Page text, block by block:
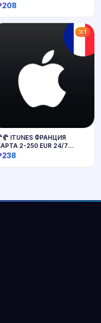
1
ITUNES ФРАНЦИЯ
2-250 EUR 24/7